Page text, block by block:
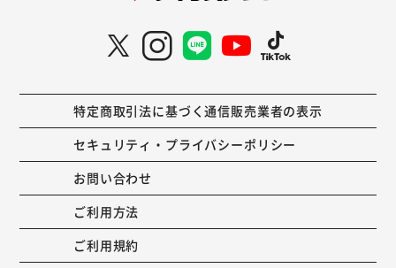
特定商取引法に基づく通信販売業者の表示
セキュリティ・プライバシーポリシー
お問い合わせ
ご利用方法
ご利用規約